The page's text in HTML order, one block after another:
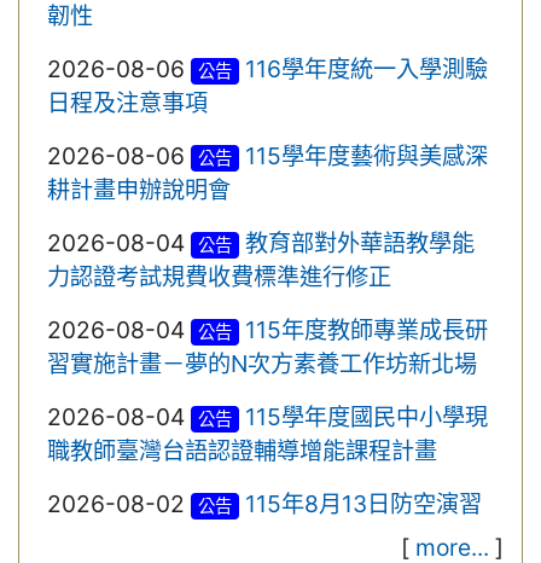
韌性
2026-08-06
公告
116學年度統一入學測驗
日程及注意事項
2026-08-06
公告
115學年度藝術與美感深
耕計畫申辦說明會
2026-08-04
公告
教育部對外華語教學能
力認證考試規費收費標準進行修正
2026-08-04
公告
115年度教師專業成長研
習實施計畫－夢的N次方素養工作坊新北場
2026-08-04
公告
115學年度國民中小學現
職教師臺灣台語認證輔導增能課程計畫
2026-08-02
公告
115年8月13日防空演習
[ more... ]